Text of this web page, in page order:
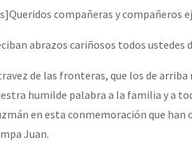
3 do Encontro “Guerra contra a
2 do Encontro “Guerra contra a
1: Encontro “Guerra contra a
compañeras y compañeros
abrazos cariñosos todos ustedes
de las fronteras, que los de
humilde palabra a la familia y a
en esta conmemoración que
Juan.